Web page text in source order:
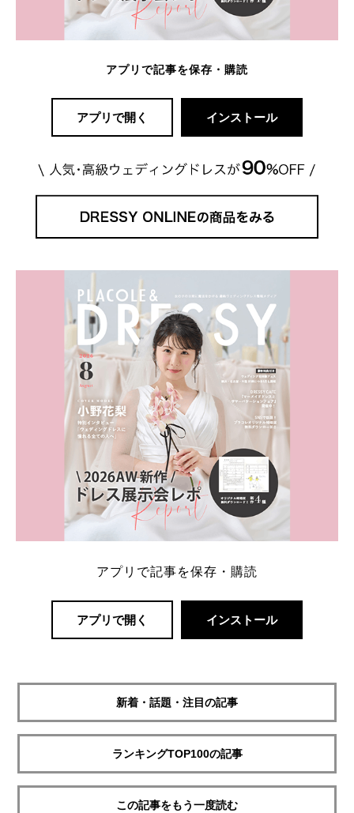
アプリで記事を保存・購読
アプリで開く インストール
アプリで記事を保存・購読
アプリで開く インストール
新着・話題・注目の記事
ランキングTOP100の記事
この記事をもう一度読む